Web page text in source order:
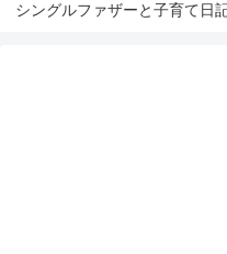
シングルファザーと子育て日